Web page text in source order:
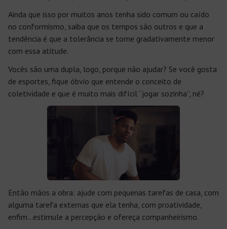
Ainda que isso por muitos anos tenha sido comum ou caído
no conformismo, saiba que os tempos são outros e que a
tendência é que a tolerância se torne gradativamente menor
com essa atitude.
Vocês são uma dupla, logo, porque não ajudar? Se você gosta
de esportes, fique óbvio que entende o conceito de
coletividade e que é muito mais difícil “jogar sozinha”, né?
Então mãos a obra: ajude com pequenas tarefas de casa, com
alguma tarefa externas que ela tenha, com proatividade,
enfim…estimule a percepção e ofereça companheirismo.